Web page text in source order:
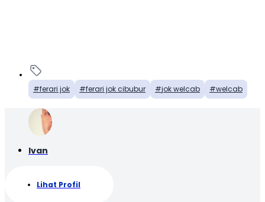
ferari jok ferari jok cibubur jok welcab welcab
Ivan
Lihat Profil